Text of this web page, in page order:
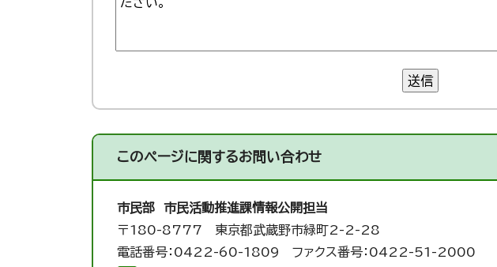
送信
このページに関するお問い合わせ
市民部 市民活動推進課情報公開担当
〒180-8777 東京都武蔵野市緑町2-2-28
電話番号：0422-60-1809 ファクス番号：0422-51-2000